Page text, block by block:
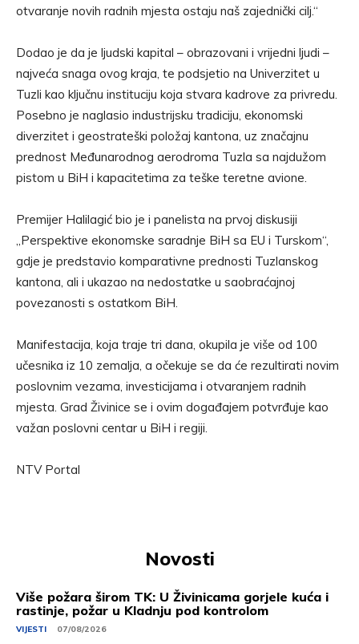
otvaranje novih radnih mjesta ostaju naš zajednički cilj.“
Dodao je da je ljudski kapital – obrazovani i vrijedni ljudi –
najveća snaga ovog kraja, te podsjetio na Univerzitet u
Tuzli kao ključnu instituciju koja stvara kadrove za privredu.
Posebno je naglasio industrijsku tradiciju, ekonomski
diverzitet i geostrateški položaj kantona, uz značajnu
prednost Međunarodnog aerodroma Tuzla sa najdužom
pistom u BiH i kapacitetima za teške teretne avione.
Premijer Halilagić bio je i panelista na prvoj diskusiji
„Perspektive ekonomske saradnje BiH sa EU i Turskom“,
gdje je predstavio komparativne prednosti Tuzlanskog
kantona, ali i ukazao na nedostatke u saobraćajnoj
povezanosti s ostatkom BiH.
Manifestacija, koja traje tri dana, okupila je više od 100
učesnika iz 10 zemalja, a očekuje se da će rezultirati novim
poslovnim vezama, investicijama i otvaranjem radnih
mjesta. Grad Živinice se i ovim događajem potvrđuje kao
važan poslovni centar u BiH i regiji.
NTV Portal
Novosti
Više požara širom TK: U Živinicama gorjele kuća i
rastinje, požar u Kladnju pod kontrolom
VIJESTI 07/08/2026